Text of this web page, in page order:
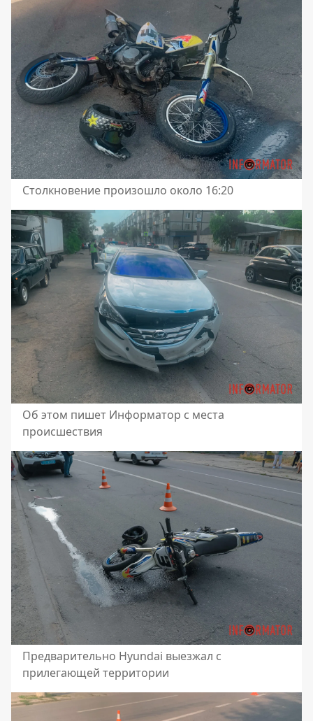
Столкновение произошло около 16:20
Об этом пишет Информатор с места
происшествия
Предварительно Hyundai выезжал с
прилегающей территории